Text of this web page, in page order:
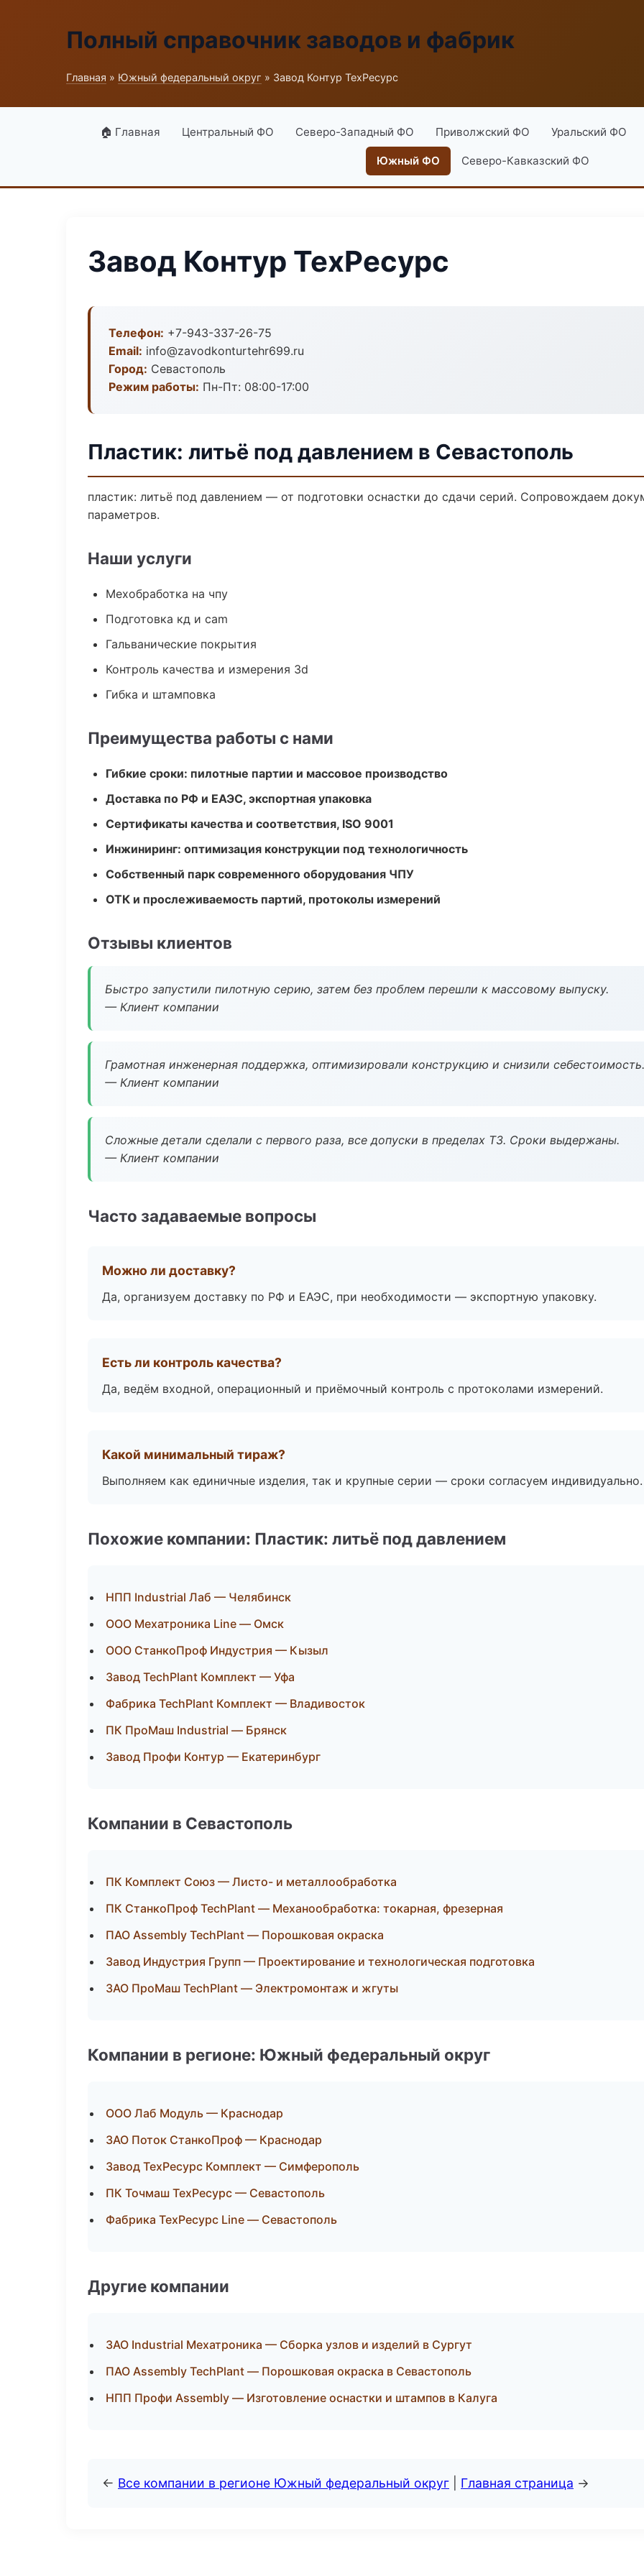
Полный справочник заводов и фабрик
Главная » Южный федеральный округ » Завод Контур ТехРесурс
🏠 Главная Центральный ФО Северо-Западный ФО Приволжский ФО Уральский ФО
Южный ФО Северо-Кавказский ФО
Завод Контур ТехРесурс
Телефон: +7-943-337-26-75
Email: info@zavodkonturtehr699.ru
Город: Севастополь
Режим работы: Пн-Пт: 08:00-17:00
Пластик: литьё под давлением в Севастополь
пластик: литьё под давлением — от подготовки оснастки до сдачи серий. Сопровождаем
параметров.
Наши услуги
Мехобработка на чпу
Подготовка кд и cam
Гальванические покрытия
Контроль качества и измерения 3d
Гибка и штамповка
Преимущества работы с нами
Гибкие сроки: пилотные партии и массовое производство
Доставка по РФ и ЕАЭС, экспортная упаковка
Сертификаты качества и соответствия, ISO 9001
Инжиниринг: оптимизация конструкции под технологичность
Собственный парк современного оборудования ЧПУ
ОТК и прослеживаемость партий, протоколы измерений
Отзывы клиентов
Быстро запустили пилотную серию, затем без проблем перешли к массовому выпуску.
— Клиент компании
Грамотная инженерная поддержка, оптимизировали конструкцию и снизили себестоимость.
— Клиент компании
Сложные детали сделали с первого раза, все допуски в пределах ТЗ. Сроки выдержаны.
— Клиент компании
Часто задаваемые вопросы
Можно ли доставку?
Да, организуем доставку по РФ и ЕАЭС, при необходимости — экспортную упаковку.
Есть ли контроль качества?
Да, ведём входной, операционный и приёмочный контроль с протоколами измерений.
Какой минимальный тираж?
Выполняем как единичные изделия, так и крупные серии — сроки согласуем индивидуально.
Похожие компании: Пластик: литьё под давлением
НПП Industrial Лаб — Челябинск
ООО Мехатроника Line — Омск
ООО СтанкоПроф Индустрия — Кызыл
Завод TechPlant Комплект — Уфа
Фабрика TechPlant Комплект — Владивосток
ПК ПроМаш Industrial — Брянск
Завод Профи Контур — Екатеринбург
Компании в Севастополь
ПК Комплект Союз — Листо- и металлообработка
ПК СтанкоПроф TechPlant — Механообработка: токарная, фрезерная
ПАО Assembly TechPlant — Порошковая окраска
Завод Индустрия Групп — Проектирование и технологическая подготовка
ЗАО ПроМаш TechPlant — Электромонтаж и жгуты
Компании в регионе: Южный федеральный округ
ООО Лаб Модуль — Краснодар
ЗАО Поток СтанкоПроф — Краснодар
Завод ТехРесурс Комплект — Симферополь
ПК Точмаш ТехРесурс — Севастополь
Фабрика ТехРесурс Line — Севастополь
Другие компании
ЗАО Industrial Мехатроника — Сборка узлов и изделий в Сургут
ПАО Assembly TechPlant — Порошковая окраска в Севастополь
НПП Профи Assembly — Изготовление оснастки и штампов в Калуга
← Все компании в регионе Южный федеральный округ Главная страница →